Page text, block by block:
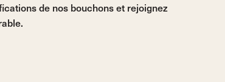
le bouchage
de nos bouchons et rejoignez